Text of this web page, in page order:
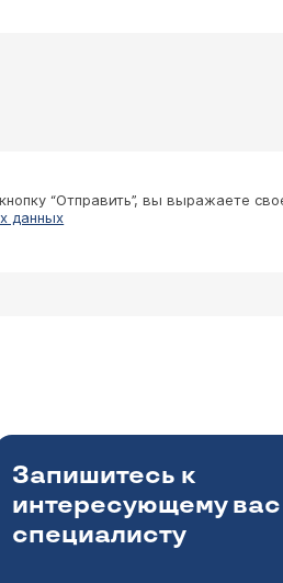
“Отправить”, вы выражаете
данных
Запишитесь к
интересующему вас
специалисту